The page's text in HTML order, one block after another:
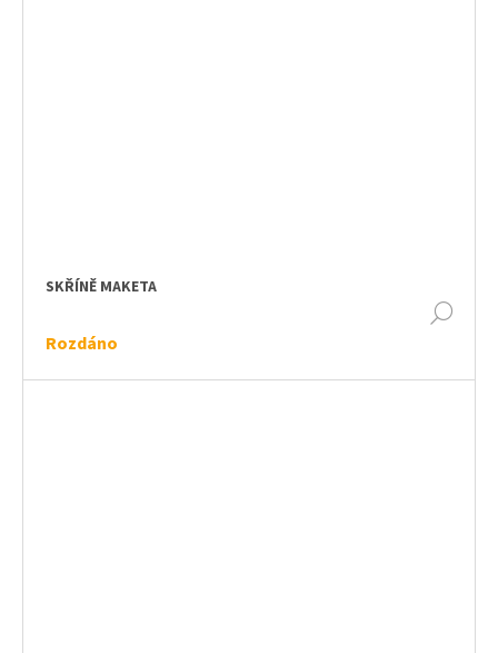
SKŘÍNĚ MAKETA
Rozdáno